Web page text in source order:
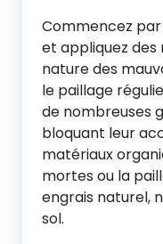
Commencez
et appliquez
nature des
le paillage
de nombreuses
bloquant leur
matériaux
mortes ou la
engrais naturel,
sol.